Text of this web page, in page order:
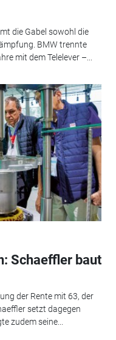
die Gabel sowohl die
BMW trennte
mit dem Telelever –...
Schaeffler baut
der Rente mit 63, der
setzt dagegen
zudem seine...